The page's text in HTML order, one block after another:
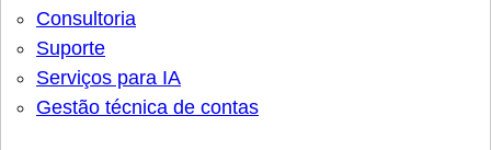
Consultoria
Suporte
Serviços para IA
Gestão técnica de contas